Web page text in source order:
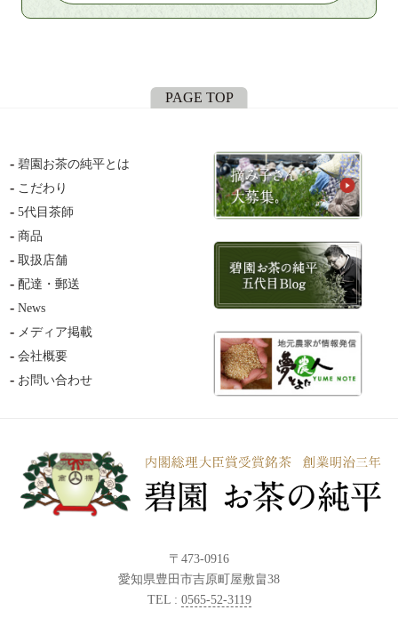
PAGE TOP
碧園お茶の純平とは
こだわり
5代目茶師
商品
取扱店舗
配達・郵送
News
メディア掲載
会社概要
お問い合わせ
〒473-0916
愛知県豊田市吉原町屋敷畠38
TEL : 0565-52-3119